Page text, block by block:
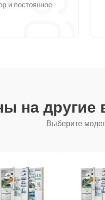
и постоянное
на другие
Выберите